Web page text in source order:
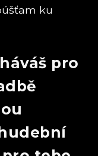
ku
pro